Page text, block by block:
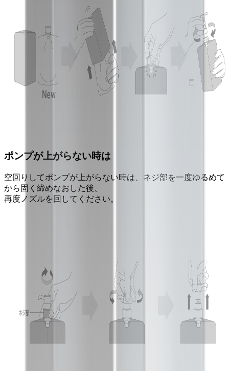
ポンプが上がらない時は
空回りしてポンプが上がらない時は、ネジ部を一度ゆるめて
から固く締めなおした後、
再度ノズルを回してください。